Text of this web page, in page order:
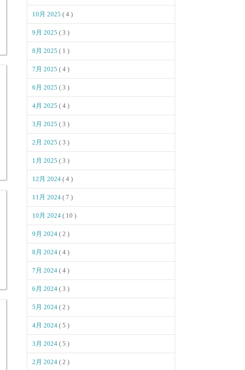
10月 2025 ( 4 )
9月 2025 ( 3 )
8月 2025 ( 1 )
7月 2025 ( 4 )
6月 2025 ( 3 )
4月 2025 ( 4 )
3月 2025 ( 3 )
2月 2025 ( 3 )
1月 2025 ( 3 )
12月 2024 ( 4 )
11月 2024 ( 7 )
10月 2024 ( 10 )
9月 2024 ( 2 )
8月 2024 ( 4 )
7月 2024 ( 4 )
6月 2024 ( 3 )
5月 2024 ( 2 )
4月 2024 ( 5 )
3月 2024 ( 5 )
2月 2024 ( 2 )